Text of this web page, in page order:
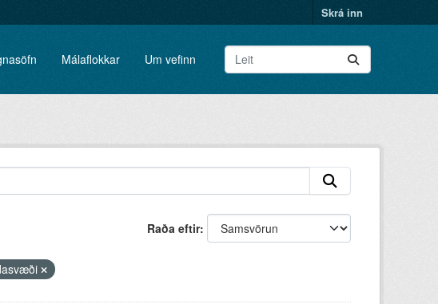
Skrá inn
Málaflokkar Um vefinn
Raða eftir